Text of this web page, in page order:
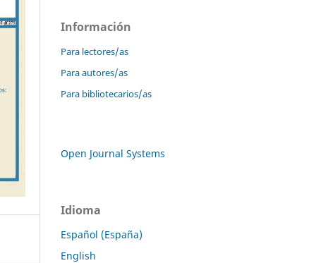
Información
Para lectores/as
Para autores/as
Para bibliotecarios/as
Open Journal Systems
Idioma
Español (España)
English